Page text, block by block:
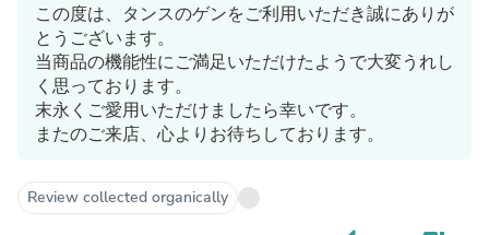
この度は、タンスのゲンをご利用いただき誠にありが
とうございます。
当商品の機能性にご満足いただけたようで大変うれし
く思っております。
末永くご愛用いただけましたら幸いです。
またのご来店、心よりお待ちしております。
Review collected organically